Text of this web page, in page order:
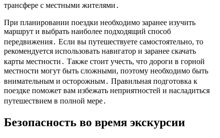
трансфере с местными жителями․
При планировании поездки необходимо заранее изучить
маршрут и выбрать наиболее подходящий способ
передвижения․ Если вы путешествуете самостоятельно, то
рекомендуется использовать навигатор и заранее скачать
карты местности․ Также стоит учесть, что дороги в горной
местности могут быть сложными, поэтому необходимо быть
внимательным и осторожным․ Правильная подготовка к
поездке поможет вам избежать неприятностей и насладиться
путешествием в полной мере․
Безопасность во время экскурсии